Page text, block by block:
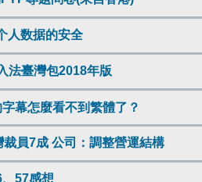
人数据的安全
法臺灣包2018年版
幕怎麼看不到繁體了？
裁員7成 公司：調整營運結構
57感想